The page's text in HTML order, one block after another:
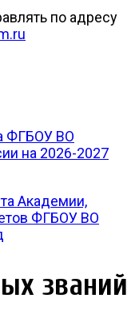
по адресу
ФГБОУ ВО
на 2026-2027
Академии,
ФГБОУ ВО
званий